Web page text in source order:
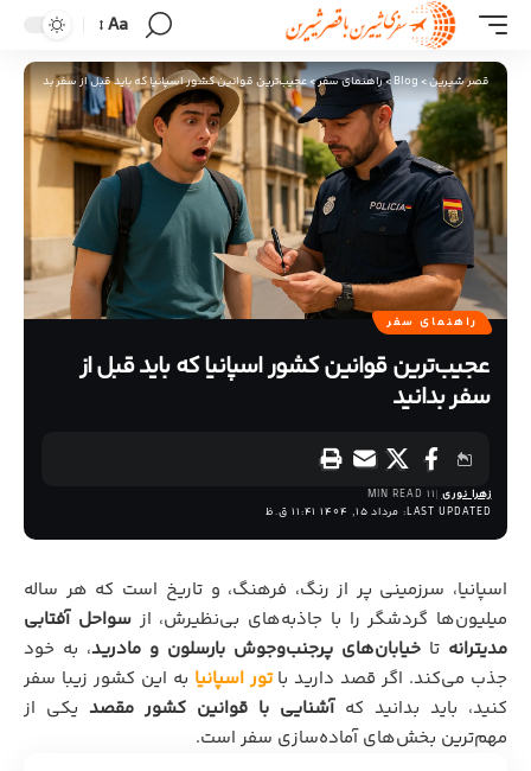
Aa
قصر شیرین>
Blog
>راهنمای سفر>عجیب‌ترین قوانین کشور اسپانیا که باید قبل از سفر بدانید
راهنمای سفر
عجیب‌ترین قوانین کشور اسپانیا که باید قبل از
سفر بدانید
LAST UPDATED: مرداد 15, 1404 11:41 ق.ظ
زهرا نوری 11 MIN READ
اسپانیا، سرزمینی پر از رنگ، فرهنگ، و تاریخ است که هر ساله
میلیون‌ها گردشگر را با جاذبه‌های بی‌نظیرش، ازسواحل آفتابی
مدیترانه تا خیابان‌های پرجنب‌وجوش بارسلون و مادرید، به خود
جذب می‌کند. اگر قصد دارید باتور اسپانیا به این کشور زیبا سفر
کنید، باید بدانید کهآشنایی با قوانین کشور مقصد یکی از
مهم‌ترین بخش‌های آماده‌سازی سفر است.